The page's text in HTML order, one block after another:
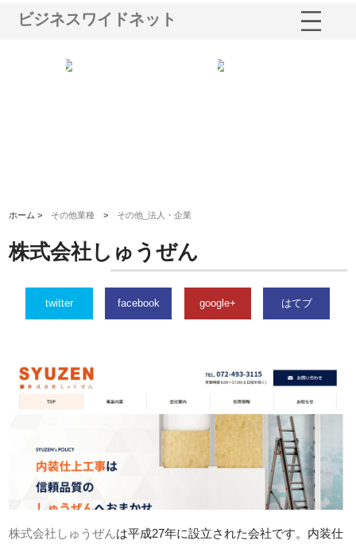
ビジネスワイドネット
ホーム > その他業種 > その他_法人・企業
株式会社しゅうぜん
twitter facebook google+ はてブ
株式会社しゅうぜんは平成27年に設立された会社です。内装仕